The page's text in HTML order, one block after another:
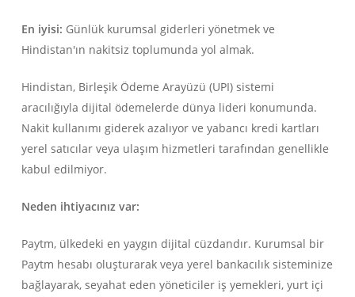
En iyisi: Günlük kurumsal giderleri yönetmek ve
Hindistan'ın nakitsiz toplumunda yol almak.
Hindistan, Birleşik Ödeme Arayüzü (UPI) sistemi
aracılığıyla dijital ödemelerde dünya lideri konumunda.
Nakit kullanımı giderek azalıyor ve yabancı kredi kartları
yerel satıcılar veya ulaşım hizmetleri tarafından genellikle
kabul edilmiyor.
Neden ihtiyacınız var:
Paytm, ülkedeki en yaygın dijital cüzdandır. Kurumsal bir
Paytm hesabı oluşturarak veya yerel bankacılık sisteminize
bağlayarak, seyahat eden yöneticiler iş yemekleri, yurt içi